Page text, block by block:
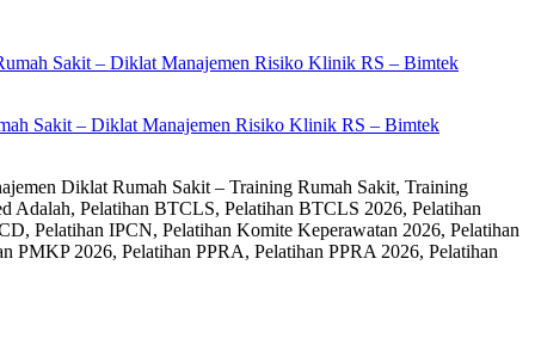
Sakit – Diklat Manajemen Risiko Klinik RS – Bimtek
Diklat Rumah Sakit – Training Rumah Sakit, Training
Adalah, Pelatihan BTCLS, Pelatihan BTCLS 2026, Pelatihan
Pelatihan IPCN, Pelatihan Komite Keperawatan 2026, Pelatihan
PMKP 2026, Pelatihan PPRA, Pelatihan PPRA 2026, Pelatihan